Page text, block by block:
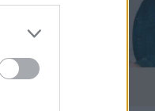
grant or